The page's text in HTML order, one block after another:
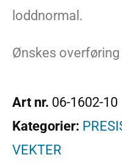
loddnormal.
Ønskes
Art nr. 06-1602-10
Kategorier:
VEKTER